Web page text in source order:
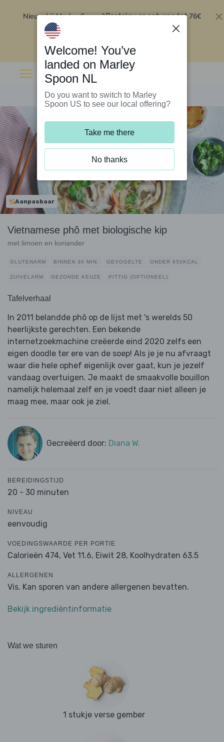
Nieuw bij Marley Spoon?Bestel nu en ontvang tot 76€
Aanpasbaar
Vietnamese phô met biologische kip
met limoen en koriander
GLUTENARM BINNEN 30 MIN. GEVOGELTE ONDER 650KCAL
ZUIVELARM GEZONDE KEUZE PITTIG (OPTIONEEL)
Tafelverhaal
In 2011 belandde phô op de lijst met 's werelds 50
heerlijkste gerechten. Een bekende
internetzoekmachine creëerde eind 2020 zelfs een
eigen doodle ter ere van de soep! Als je je nu afvraagt ​​
waar die hele ophef eigenlijk over gaat, kun je jezelf
vandaag overtuigen. Je maakt de smaakvolle bouillon
namelijk helemaal zelf en je voedt daar niet alleen je
maag mee, maar ook je ziel.
Gecreëerd door: Diana W.
BEREIDINGSTIJD
20 - 30 minuten
NIVEAU
eenvoudig
VOEDINGSWAARDE PER PORTIE
Calorieën 474, Vet 11.6, Eiwit 28, Koolhydraten 63.5
ALLERGENEN
Vis. Kan sporen van andere allergenen bevatten.
Bekijk ingrediëntinformatie
Wat we sturen
1 stukje verse gember
Welcome! You’ve
landed on Marley
Spoon NL
Do you want to switch to Marley
Spoon US to see our local offering?
Take me there
No thanks